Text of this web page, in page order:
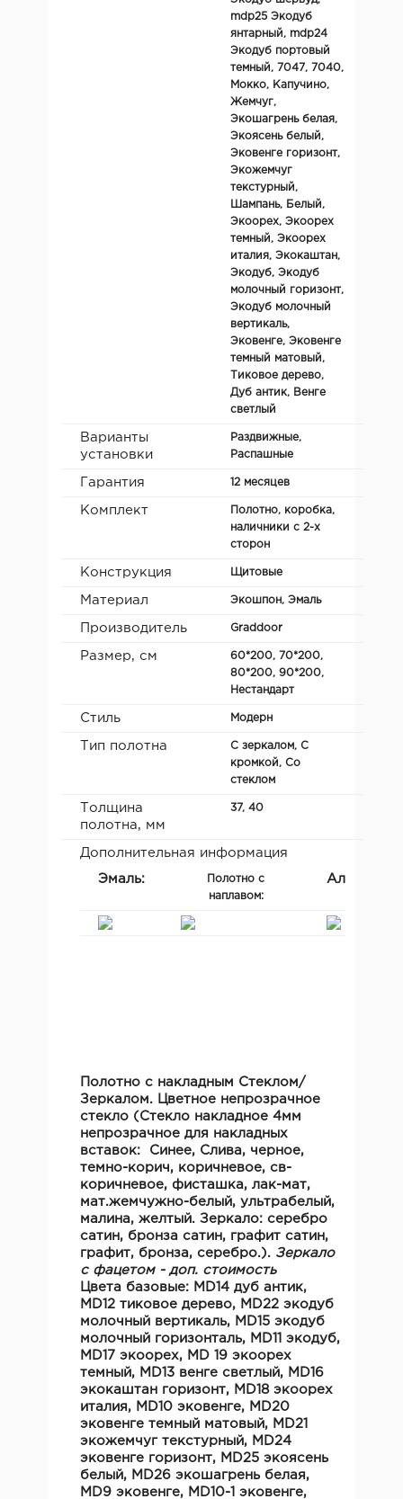
mdp25 Экодуб
янтарный, mdp24
Экодуб портовый
темный, 7047, 7040,
Мокко, Капучино,
Жемчуг,
Экошагрень белая,
Экоясень белый,
Эковенге горизонт,
Экожемчуг
текстурный,
Шампань, Белый,
Экоорех, Экоорех
темный, Экоорех
италия, Экокаштан,
Экодуб, Экодуб
молочный горизонт,
Экодуб молочный
вертикаль,
Эковенге, Эковенге
темный матовый,
Тиковое дерево,
Дуб антик, Венге
светлый
Варианты
установки
Раздвижные,
Распашные
Гарантия 12 месяцев
Комплект
Полотно, коробка,
наличники с 2-х
сторон
Конструкция Щитовые
Материал Экошпон, Эмаль
Производитель Graddoor
Размер, см
60*200, 70*200,
80*200, 90*200,
Нестандарт
Стиль Модерн
Тип полотна
С зеркалом, С
кромкой, Со
стеклом
Толщина
полотна, мм
37, 40
Дополнительная информация
Эмаль:
Полотно с
наплавом:
Полотно с накладным Стеклом/
Зеркалом. Цветное непрозрачное
стекло (Стекло накладное 4мм
непрозрачное для накладных
вставок: Синее, Слива, черное,
темно-корич, коричневое, св-
коричневое, фисташка, лак-мат,
мат.жемчужно-белый, ультрабелый,
малина, желтый. Зеркало: серебро
сатин, бронза сатин, графит сатин,
графит, бронза, серебро.). Зеркало
с фацетом - доп. стоимость
Цвета базовые: MD14 дуб антик,
MD12 тиковое дерево, MD22 экодуб
молочный вертикаль, MD15 экодуб
молочный горизонталь, MD11 экодуб,
MD17 экоорех, MD 19 экоорех
темный, MD13 венге светлый, MD16
экокаштан горизонт, MD18 экоорех
италия, MD10 эковенге, MD20
эковенге темный матовый, MD21
экожемчуг текстурный, MD24
эковенге горизонт, MD25 экоясень
белый, MD26 экошагрень белая,
MD9 эковенге, MD10-1 эковенге,